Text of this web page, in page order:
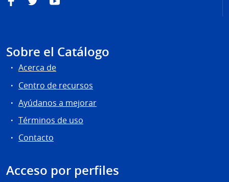
Sobre el Catálogo
Acerca de
Centro de recursos
Ayúdanos a mejorar
Términos de uso
Contacto
Acceso por perfiles